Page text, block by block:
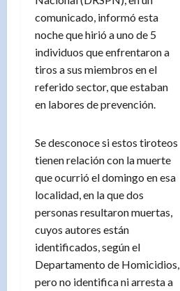
comunicado, informó esta
noche que hirió a uno de 5
individuos que enfrentaron a
tiros a sus miembros en el
referido sector, que estaban
en labores de prevención.
Se desconoce si estos tiroteos
tienen relación con la muerte
que ocurrió el domingo en esa
localidad, en la que dos
personas resultaron muertas,
cuyos autores están
identificados, según el
Departamento de Homicidios,
pero no identifica ni arresta a